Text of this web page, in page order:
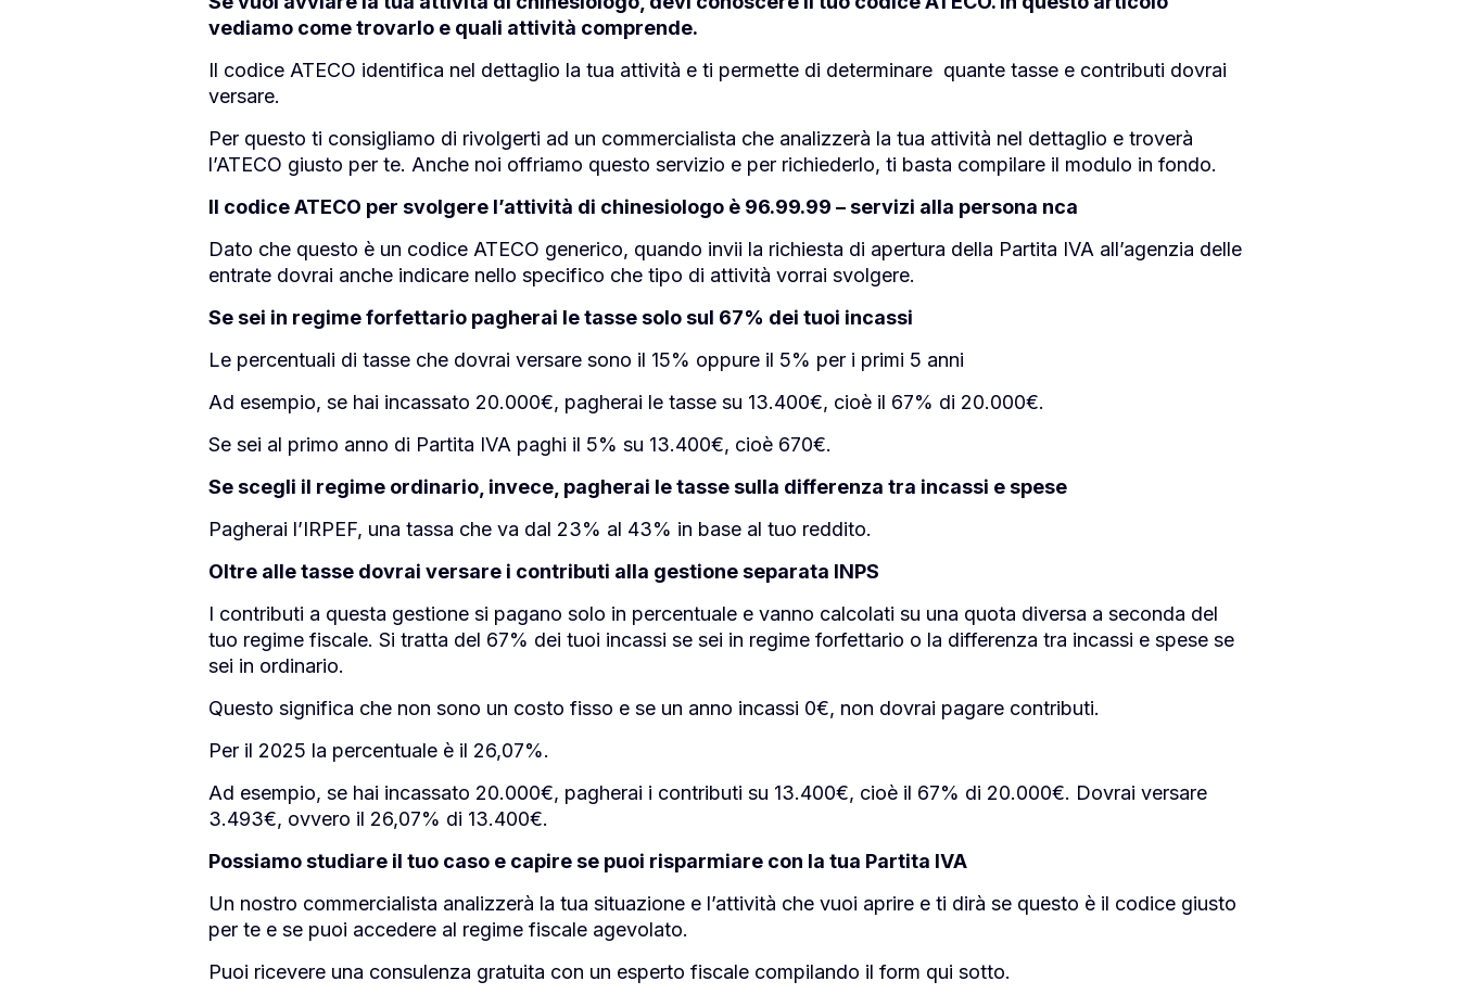
vediamo come trovarlo e quali attività comprende.
Il codice ATECO identifica nel dettaglio la tua attività e ti permette di determinare quante tasse e contributi dovrai
versare.
Per questo ti consigliamo di rivolgerti ad un commercialista che analizzerà la tua attività nel dettaglio e troverà
l’ATECO giusto per te. Anche noi offriamo questo servizio e per richiederlo, ti basta compilare il modulo in fondo.
Il codice ATECO per svolgere l’attività di chinesiologo è 96.99.99 – servizi alla persona nca
Dato che questo è un codice ATECO generico, quando invii la richiesta di apertura della Partita IVA all’agenzia delle
entrate dovrai anche indicare nello specifico che tipo di attività vorrai svolgere.
Se sei in regime forfettario pagherai le tasse solo sul 67% dei tuoi incassi
Le percentuali di tasse che dovrai versare sono il 15% oppure il 5% per i primi 5 anni
Ad esempio, se hai incassato 20.000€, pagherai le tasse su 13.400€, cioè il 67% di 20.000€.
Se sei al primo anno di Partita IVA paghi il 5% su 13.400€, cioè 670€.
Se scegli il regime ordinario, invece, pagherai le tasse sulla differenza tra incassi e spese
Pagherai l’IRPEF, una tassa che va dal 23% al 43% in base al tuo reddito.
Oltre alle tasse dovrai versare i contributi alla gestione separata INPS
I contributi a questa gestione si pagano solo in percentuale e vanno calcolati su una quota diversa a seconda del
tuo regime fiscale. Si tratta del 67% dei tuoi incassi se sei in regime forfettario o la differenza tra incassi e spese se
sei in ordinario.
Questo significa che non sono un costo fisso e se un anno incassi 0€, non dovrai pagare contributi.
Per il 2025 la percentuale è il 26,07%.
Ad esempio, se hai incassato 20.000€, pagherai i contributi su 13.400€, cioè il 67% di 20.000€. Dovrai versare
3.493€, ovvero il 26,07% di 13.400€.
Possiamo studiare il tuo caso e capire se puoi risparmiare con la tua Partita IVA
Un nostro commercialista analizzerà la tua situazione e l’attività che vuoi aprire e ti dirà se questo è il codice giusto
per te e se puoi accedere al regime fiscale agevolato.
Puoi ricevere una consulenza gratuita con un esperto fiscale compilando il form qui sotto.